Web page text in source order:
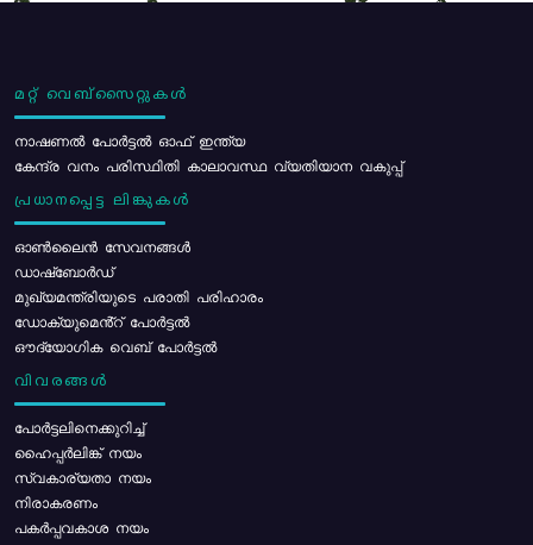
മറ്റ് വെബ്സൈറ്റുകൾ
നാഷണൽ പോർട്ടൽ ഓഫ് ഇന്ത്യ
കേന്ദ്ര വനം പരിസ്ഥിതി കാലാവസ്ഥ വ്യതിയാന വകുപ്പ്
പ്രധാനപ്പെട്ട ലിങ്കുകൾ
ഓൺലൈൻ സേവനങ്ങൾ
ഡാഷ്ബോർഡ്
മുഖ്യമന്ത്രിയുടെ പരാതി പരിഹാരം
ഡോക്യുമെൻ്റ് പോർട്ടൽ
ഔദ്യോഗിക വെബ് പോർട്ടൽ
വിവരങ്ങൾ
പോര്‍ട്ടലിനെക്കുറിച്ച്
ഹൈപ്പർലിങ്ക് നയം
സ്വകാര്യതാ നയം
നിരാകരണം
പകർപ്പവകാശ നയം